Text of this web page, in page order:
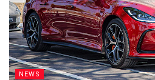
NEWS